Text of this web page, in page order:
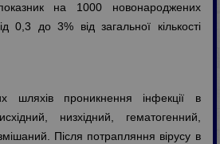
на 1000 новонароджених
0,3 до 3% від загальної кількості
шляхів проникнення інфекції в
низхідний, гематогенний,
Після потрапляння вірусу в